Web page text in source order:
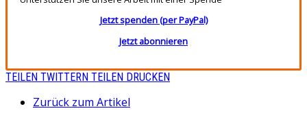
Jetzt spenden (per PayPal)
Jetzt abonnieren
TEILEN TWITTERN TEILEN DRUCKEN
Zurück zum Artikel